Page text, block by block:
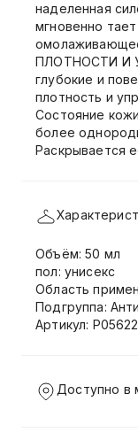
наделенная
мгновенно
ПЛОТНОСТИ И
глубокие и
плотность и
Состояние
более
Раскрывается
Объём: 50 мл
пол: унисекс
Область
Подгруппа:
Артикул:
Доступно в